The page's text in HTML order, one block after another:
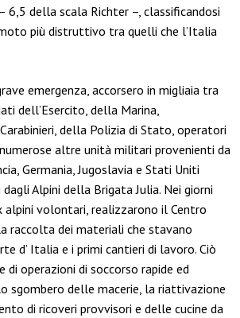
6,5 della scala Richter –, classificandosi
più distruttivo tra quelli che l’Italia
emergenza, accorsero in migliaia tra
dell’Esercito, della Marina,
della Polizia di Stato, operatori
altre unità militari provenienti da
Germania, Jugoslavia e Stati Uniti
dagli Alpini della Brigata Julia. Nei giorni
alpini volontari, realizzarono il Centro
raccolta dei materiali che stavano
d’ Italia e i primi cantieri di lavoro. Ciò
di operazioni di soccorso rapide ed
sgombero delle macerie, la riattivazione
di ricoveri provvisori e delle cucine da